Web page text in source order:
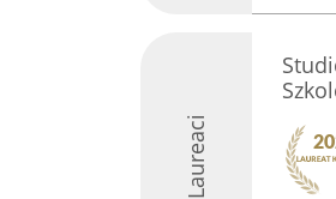
Laureaci